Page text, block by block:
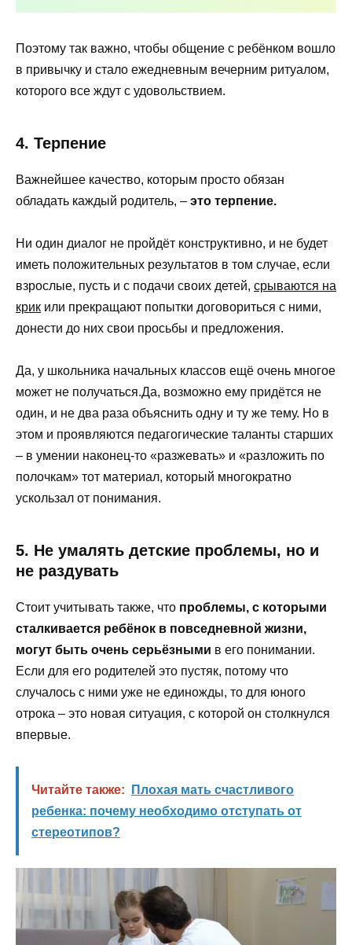
Поэтому так важно, чтобы общение с ребёнком вошло
в привычку и стало ежедневным вечерним ритуалом,
которого все ждут с удовольствием.
4. Терпение
Важнейшее качество, которым просто обязан
обладать каждый родитель, – это терпение.
Ни один диалог не пройдёт конструктивно, и не будет
иметь положительных результатов в том случае, если
взрослые, пусть и с подачи своих детей, срываются на
крик или прекращают попытки договориться с ними,
донести до них свои просьбы и предложения.
Да, у школьника начальных классов ещё очень многое
может не получаться.Да, возможно ему придётся не
один, и не два раза объяснить одну и ту же тему. Но в
этом и проявляются педагогические таланты старших
– в умении наконец-то «разжевать» и «разложить по
полочкам» тот материал, который многократно
ускользал от понимания.
5. Не умалять детские проблемы, но и
не раздувать
Стоит учитывать также, что проблемы, с которыми
сталкивается ребёнок в повседневной жизни,
могут быть очень серьёзными в его понимании.
Если для его родителей это пустяк, потому что
случалось с ними уже не единожды, то для юного
отрока – это новая ситуация, с которой он столкнулся
впервые.
Читайте также:
Плохая мать счастливого
ребенка: почему необходимо отступать от
стереотипов?